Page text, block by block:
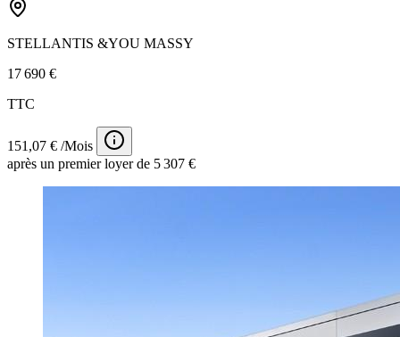
STELLANTIS &YOU MASSY
17 690 €
TTC
151,07 € /Mois
après un premier loyer de 5 307 €